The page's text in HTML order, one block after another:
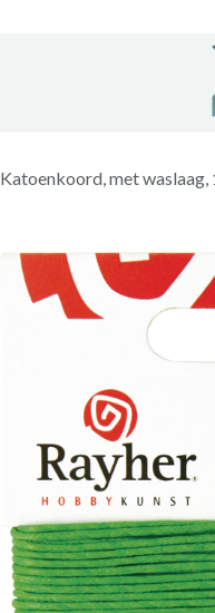
Katoenkoord, met waslaag,